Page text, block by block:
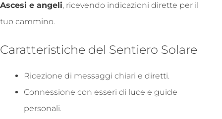
Ascesi e angeli, ricevendo indicazioni dirette per il
tuo cammino.
Caratteristiche del Sentiero Solare
Ricezione di messaggi chiari e diretti.
Connessione con esseri di luce e guide
personali.